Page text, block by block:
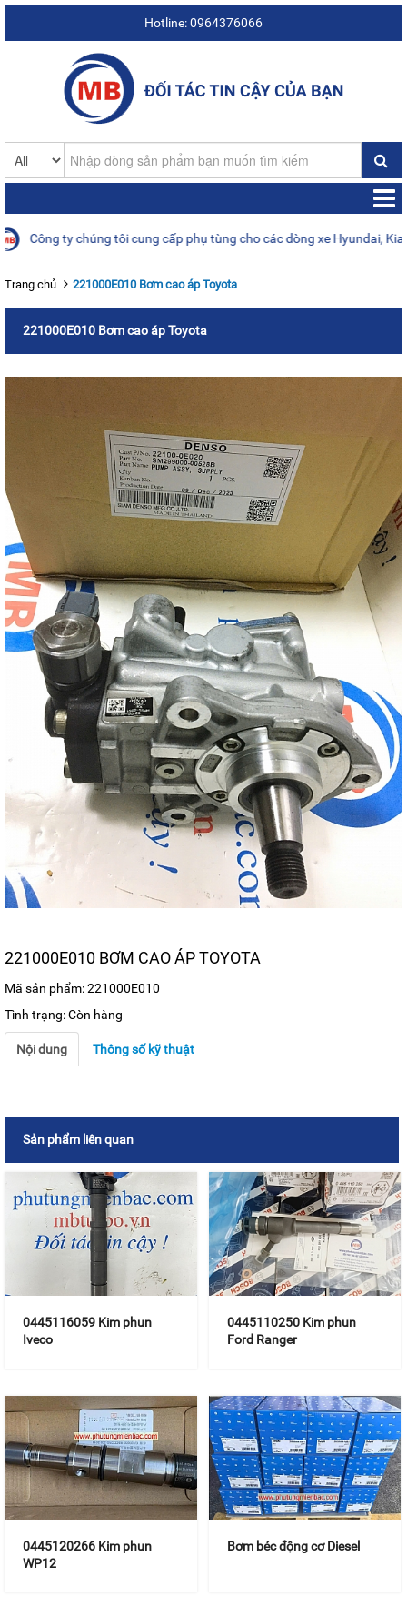
Hotline: 0964376066
ty chúng tôi cung cấp phụ tùng cho các dòng xe Hyundai, Kia,
Trang chủ 221000E010 Bơm cao áp Toyota
221000E010 Bơm cao áp Toyota
221000E010 BƠM CAO ÁP TOYOTA
Mã sản phẩm: 221000E010
Tình trạng: Còn hàng
Nội dung Thông số kỹ thuật
Sản phẩm liên quan
0445116059 Kim phun
Iveco
0445110250 Kim phun
Ford Ranger
0445120266 Kim phun
WP12
Bơm béc động cơ Diesel